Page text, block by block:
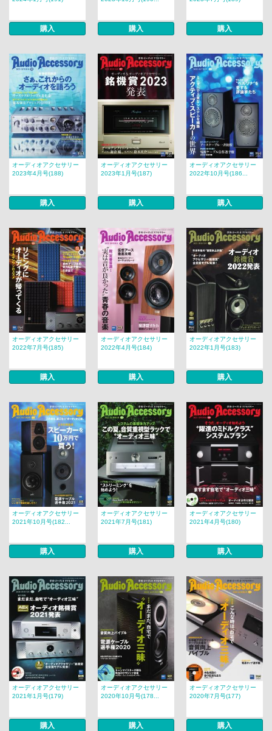
購入 購入 購入
オーディオアクセサリー
2023年4月号(188)
購入
オーディオアクセサリー
2023年1月号(187)
購入
オーディオアクセサリー
2022年10月号(186...
購入
オーディオアクセサリー
2022年7月号(185)
購入
オーディオアクセサリー
2022年4月号(184)
購入
オーディオアクセサリー
2022年1月号(183)
購入
オーディオアクセサリー
2021年10月号(182...
購入
オーディオアクセサリー
2021年7月号(181)
購入
オーディオアクセサリー
2021年4月号(180)
購入
オーディオアクセサリー
2021年1月号(179)
購入
オーディオアクセサリー
2020年10月号(178...
購入
オーディオアクセサリー
2020年7月号(177)
購入